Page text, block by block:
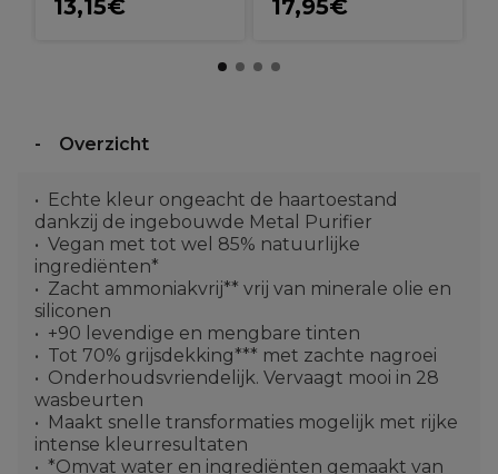
13,15€ 17,95€
Overzicht
Echte kleur ongeacht de haartoestand
dankzij de ingebouwde Metal Purifier
Vegan met tot wel 85% natuurlijke
ingrediënten*
Zacht ammoniakvrij** vrij van minerale olie en
siliconen
+90 levendige en mengbare tinten
Tot 70% grijsdekking*** met zachte nagroei
Onderhoudsvriendelijk. Vervaagt mooi in 28
wasbeurten
Maakt snelle transformaties mogelijk met rijke
intense kleurresultaten
*Omvat water en ingrediënten gemaakt van